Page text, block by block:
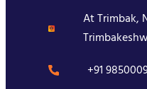
At Trimbak,
+91